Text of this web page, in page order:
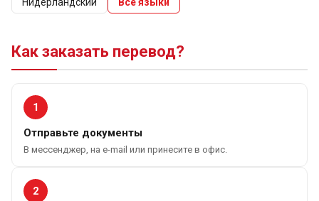
Как заказать перевод?
1
Отправьте документы
В мессенджер, на e-mail или принесите в офис.
2